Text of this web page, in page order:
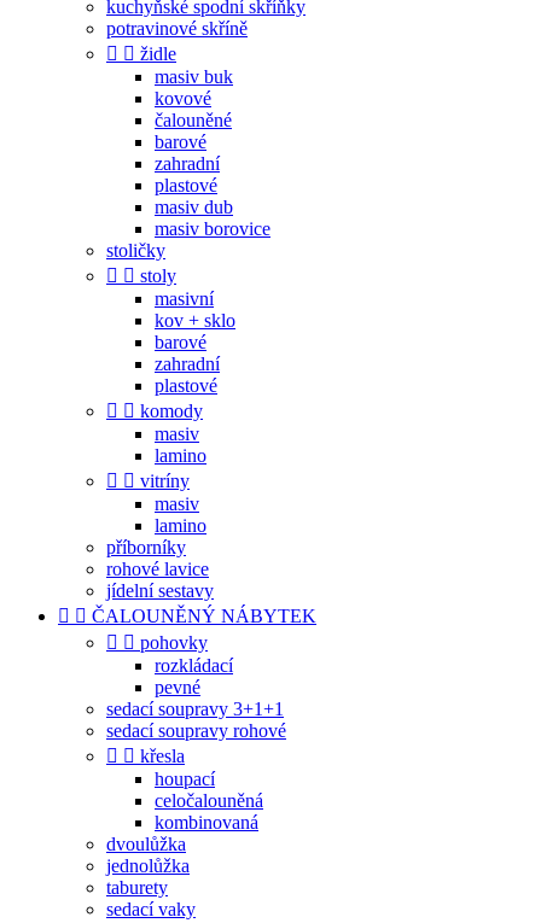
kuchyňské spodní skříňky
potravinové skříně
  židle
masiv buk
kovové
čalouněné
barové
zahradní
plastové
masiv dub
masiv borovice
stoličky
  stoly
masivní
kov + sklo
barové
zahradní
plastové
  komody
masiv
lamino
  vitríny
masiv
lamino
příborníky
rohové lavice
jídelní sestavy
  ČALOUNĚNÝ NÁBYTEK
  pohovky
rozkládací
pevné
sedací soupravy 3+1+1
sedací soupravy rohové
  křesla
houpací
celočalouněná
kombinovaná
dvoulůžka
jednolůžka
taburety
sedací vaky